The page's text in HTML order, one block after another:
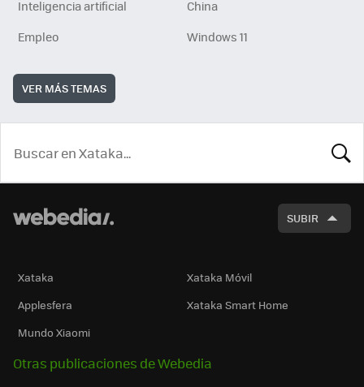
Inteligencia artificial
China
Empleo
Windows 11
VER MÁS TEMAS
SUBIR
Xataka
Xataka Móvil
Applesfera
Xataka Smart Home
Mundo Xiaomi
Otras publicaciones de Webedia